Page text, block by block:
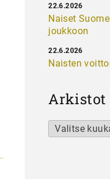
Naiset
joukkoon
22.6.2026
Naisten
22.6.2026
Arkistot
Arkistot